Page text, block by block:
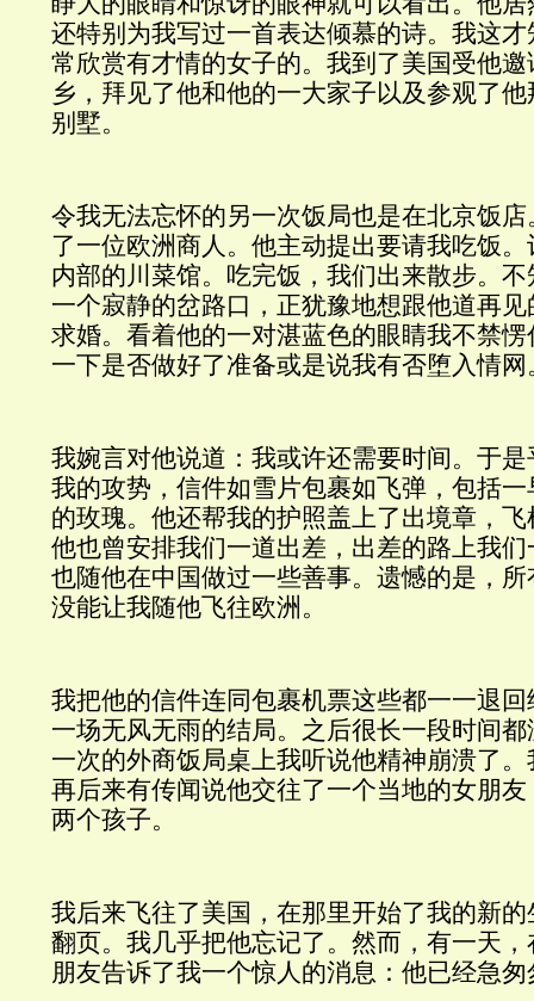
还特别为我写过一首表达倾慕的诗。我这
常欣赏有才情的女子的。我到了美国受他
乡，拜见了他和他的一大家子以及参观了
别墅。
令我无法忘怀的另一次饭局也是在北京饭
了一位欧洲商人。他主动提出要请我吃饭
内部的川菜馆。吃完饭，我们出来散步。
一个寂静的岔路口，正犹豫地想跟他道再
求婚。看着他的一对湛蓝色的眼睛我不禁
一下是否做好了准备或是说我有否堕入情
我婉言对他说道：我或许还需要时间。于
我的攻势，信件如雪片包裹如飞弹，包括
的玫瑰。他还帮我的护照盖上了出境章，
他也曾安排我们一道出差，出差的路上我
也随他在中国做过一些善事。遗憾的是，
没能让我随他飞往欧洲。
我把他的信件连同包裹机票这些都一一退
一场无风无雨的结局。之后很长一段时间
一次的外商饭局桌上我听说他精神崩溃了
再后来有传闻说他交往了一个当地的女朋
两个孩子。
我后来飞往了美国，在那里开始了我的新
翻页。我几乎把他忘记了。然而，有一天
朋友告诉了我一个惊人的消息：他已经急